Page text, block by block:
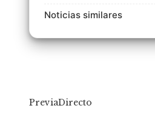
Noticias similares
PreviaDirecto